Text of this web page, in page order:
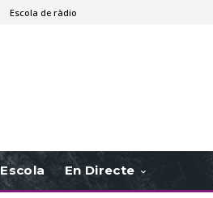
Escola de ràdio
Escola En Directe